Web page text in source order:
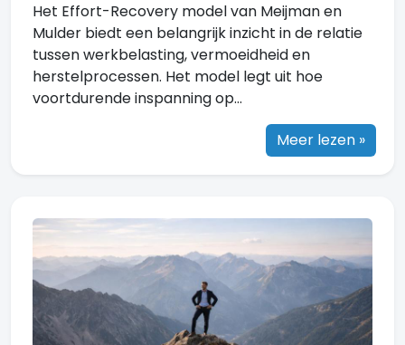
Het Effort-Recovery model van Meijman en
Mulder biedt een belangrijk inzicht in de relatie
tussen werkbelasting, vermoeidheid en
herstelprocessen. Het model legt uit hoe
voortdurende inspanning op...
Meer lezen »